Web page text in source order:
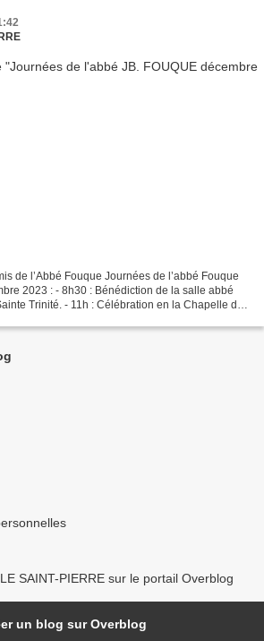
de l’Abbé Fouque Journées de l’abbé Fouque
2023 : - 8h30 : Bénédiction de la salle abbé
Trinité. - 11h : Célébration en la Chapelle de
SAINT-PIERRE sur le portail Overblog
un blog sur Overblog